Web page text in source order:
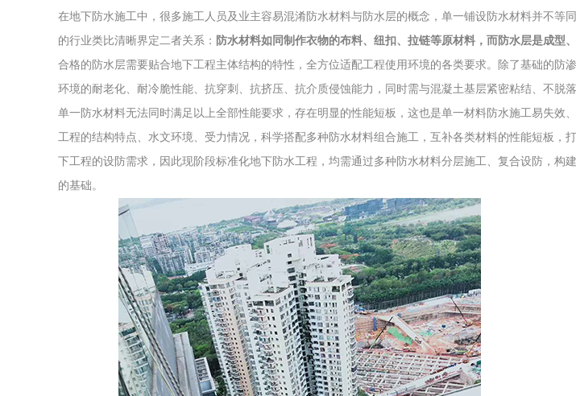
在地下防水施工中，很多施工人员及业主容易混淆防水材料与防水层的概念，单一铺设防水材料并不
的行业类比清晰界定二者关系： 防水材料如同制作衣物的布料、纽扣、拉链等原材料，而防水层是成型
合格的防水层需要贴合地下工程主体结构的特性，全方位适配工程使用环境的各类要求。除了基础的
环境的耐老化、耐冷脆性能、抗穿刺、抗挤压、抗介质侵蚀能力，同时需与混凝土基层紧密粘结、不脱落
单一防水材料无法同时满足以上全部性能要求，存在明显的性能短板，这也是单一材料防水施工易失
工程的结构特点、水文环境、受力情况，科学搭配多种防水材料组合施工，互补各类材料的性能短板
下工程的设防需求，因此现阶段标准化地下防水工程，均需通过多种防水材料分层施工、复合设防，
的基础。